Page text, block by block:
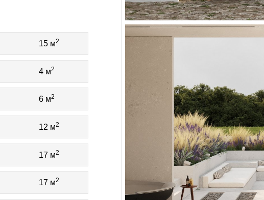
15 м2
4 м2
6 м2
12 м2
17 м2
17 м2